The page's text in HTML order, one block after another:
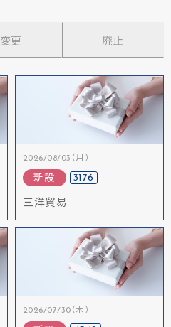
変更 廃止
2026/08/03（月）
新設 3176
三洋貿易
2026/07/30（木）